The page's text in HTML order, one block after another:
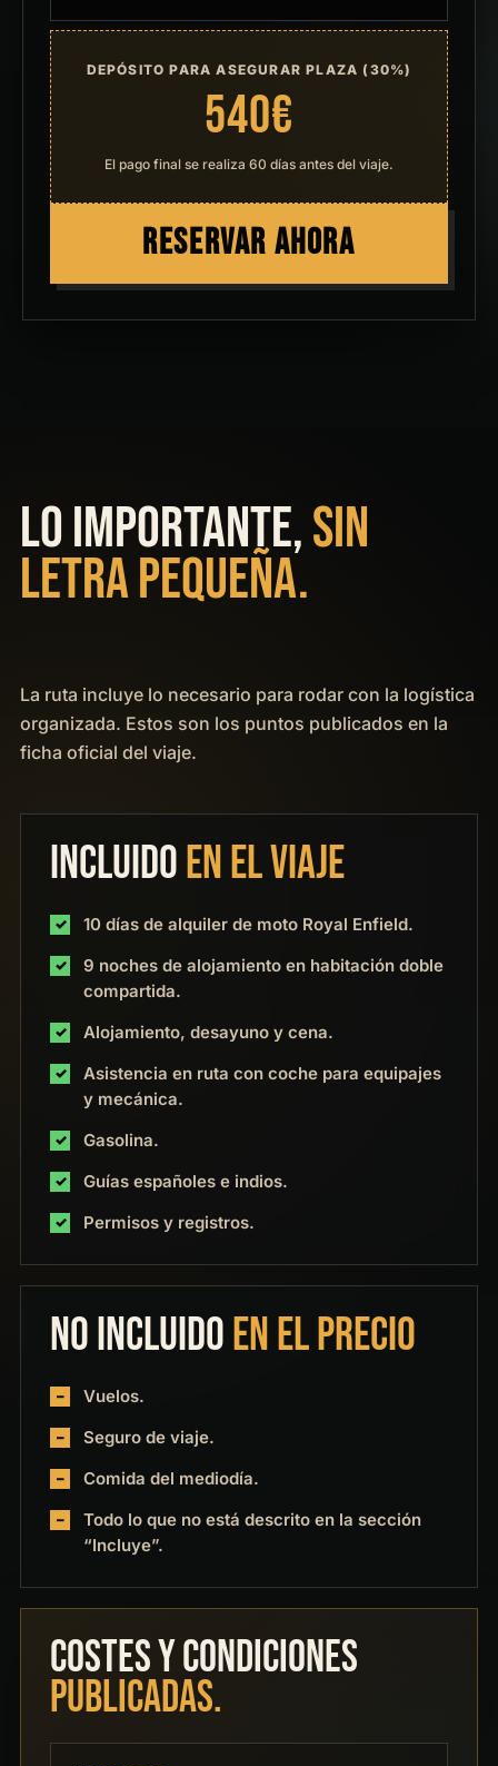
DEPÓSITO PARA ASEGURAR PLAZA (30%)
540€
El pago final se realiza 60 días antes del viaje.
RESERVAR AHORA
LO IMPORTANTE,SIN
LETRA PEQUEÑA.
La ruta incluye lo necesario para rodar con la logística
organizada. Estos son los puntos publicados en la
ficha oficial del viaje.
INCLUIDOEN EL VIAJE
10 días de alquiler de moto Royal Enfield.
9 noches de alojamiento en habitación doble
compartida.
Alojamiento, desayuno y cena.
Asistencia en ruta con coche para equipajes
y mecánica.
Gasolina.
Guías españoles e indios.
Permisos y registros.
NO INCLUIDOEN EL PRECIO
Vuelos.
Seguro de viaje.
Comida del mediodía.
Todo lo que no está descrito en la sección
“Incluye”.
COSTES Y CONDICIONES
PUBLICADAS.